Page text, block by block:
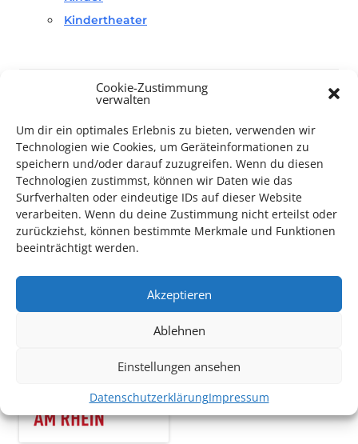
Cookie-Zustimmung
verwalten
Um dir ein optimales Erlebnis zu bieten, verwenden wir
Technologien wie Cookies, um Geräteinformationen zu
speichern und/oder darauf zuzugreifen. Wenn du diesen
Technologien zustimmst, können wir Daten wie das
Surfverhalten oder eindeutige IDs auf dieser Website
verarbeiten. Wenn du deine Zustimmung nicht erteilst oder
zurückziehst, können bestimmte Merkmale und Funktionen
beeinträchtigt werden.
Akzeptieren
Ablehnen
Einstellungen ansehen
DatenschutzerklärungImpressum
Kindertheater
TECHNIK SUPPORT GESUCHT!
Das Kulturparkett freut sich stets überehrenamtliche
Mithilfe im Bereich Technik. Sie haben Interesse? Dann
melden Sie sich unter info@kulturparkett-rhein-neckar.de
*KULTURTIPP SOMMERPAUSE: FESTIVAL DES DEUTSCHEN FILMS*